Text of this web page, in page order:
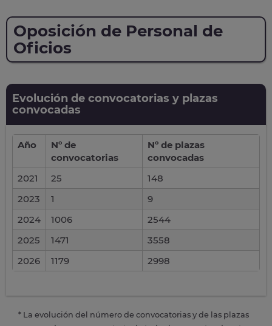
Oposición de Personal de
Oficios
Evolución de convocatorias y plazas
convocadas
Año
Nº de
convocatorias
Nº de plazas
convocadas
2021
25
148
2023
1
9
2024
1006
2544
2025
1471
3558
2026
1179 2998
* La evolución del número de convocatorias y de las plazas